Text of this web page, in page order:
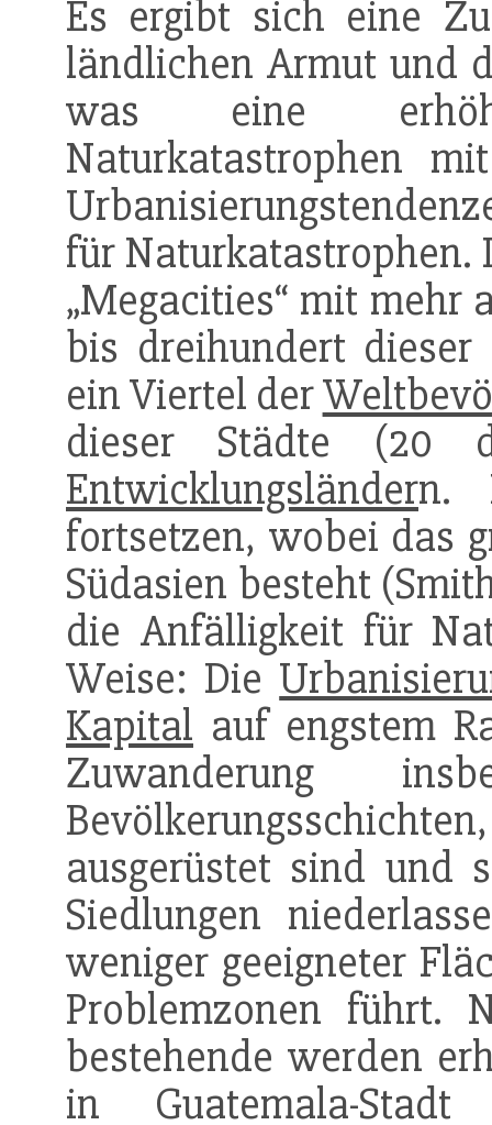
Es ergibt sich eine
ländlichen Armut und
was eine
Naturkatastrophen
für Naturkatastrophen.
„Megacities“ mit mehr
bis dreihundert dieser
ein Viertel der
dieser Städte (20
Entwicklungsländern.
fortsetzen, wobei das
Südasien besteht
die Anfälligkeit für
Weise: Die
Kapital auf engstem
Zuwanderung
ausgerüstet sind und
Siedlungen
weniger geeigneter
Problemzonen führt.
bestehende werden
in Guatemala-